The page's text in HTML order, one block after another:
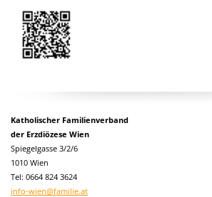
Katholischer Familienverband
der Erzdiözese Wien
Spiegelgasse 3/2/6
1010 Wien
Tel: 0664 824 3624
info-wien@familie.at